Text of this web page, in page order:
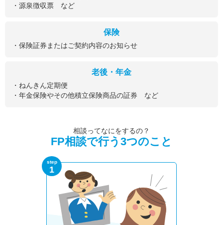
・源泉徴収票 など
保険
・保険証券またはご契約内容のお知らせ
老後・年金
・ねんきん定期便
・年金保険やその他積立保険商品の証券 など
相談ってなにをするの？
FP相談で行う3つのこと
step
1